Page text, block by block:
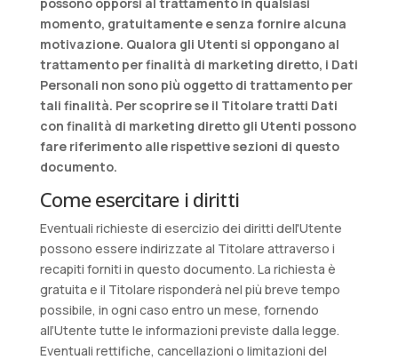
momento, gratuitamente e senza fornire alcuna
motivazione. Qualora gli Utenti si oppongano al
trattamento per finalità di marketing diretto, i Dati
Personali non sono più oggetto di trattamento per
tali finalità. Per scoprire se il Titolare tratti Dati
con finalità di marketing diretto gli Utenti possono
fare riferimento alle rispettive sezioni di questo
documento.
Come esercitare i diritti
Eventuali richieste di esercizio dei diritti dell'Utente
possono essere indirizzate al Titolare attraverso i
recapiti forniti in questo documento. La richiesta è
gratuita e il Titolare risponderà nel più breve tempo
possibile, in ogni caso entro un mese, fornendo
all’Utente tutte le informazioni previste dalla legge.
Eventuali rettifiche, cancellazioni o limitazioni del